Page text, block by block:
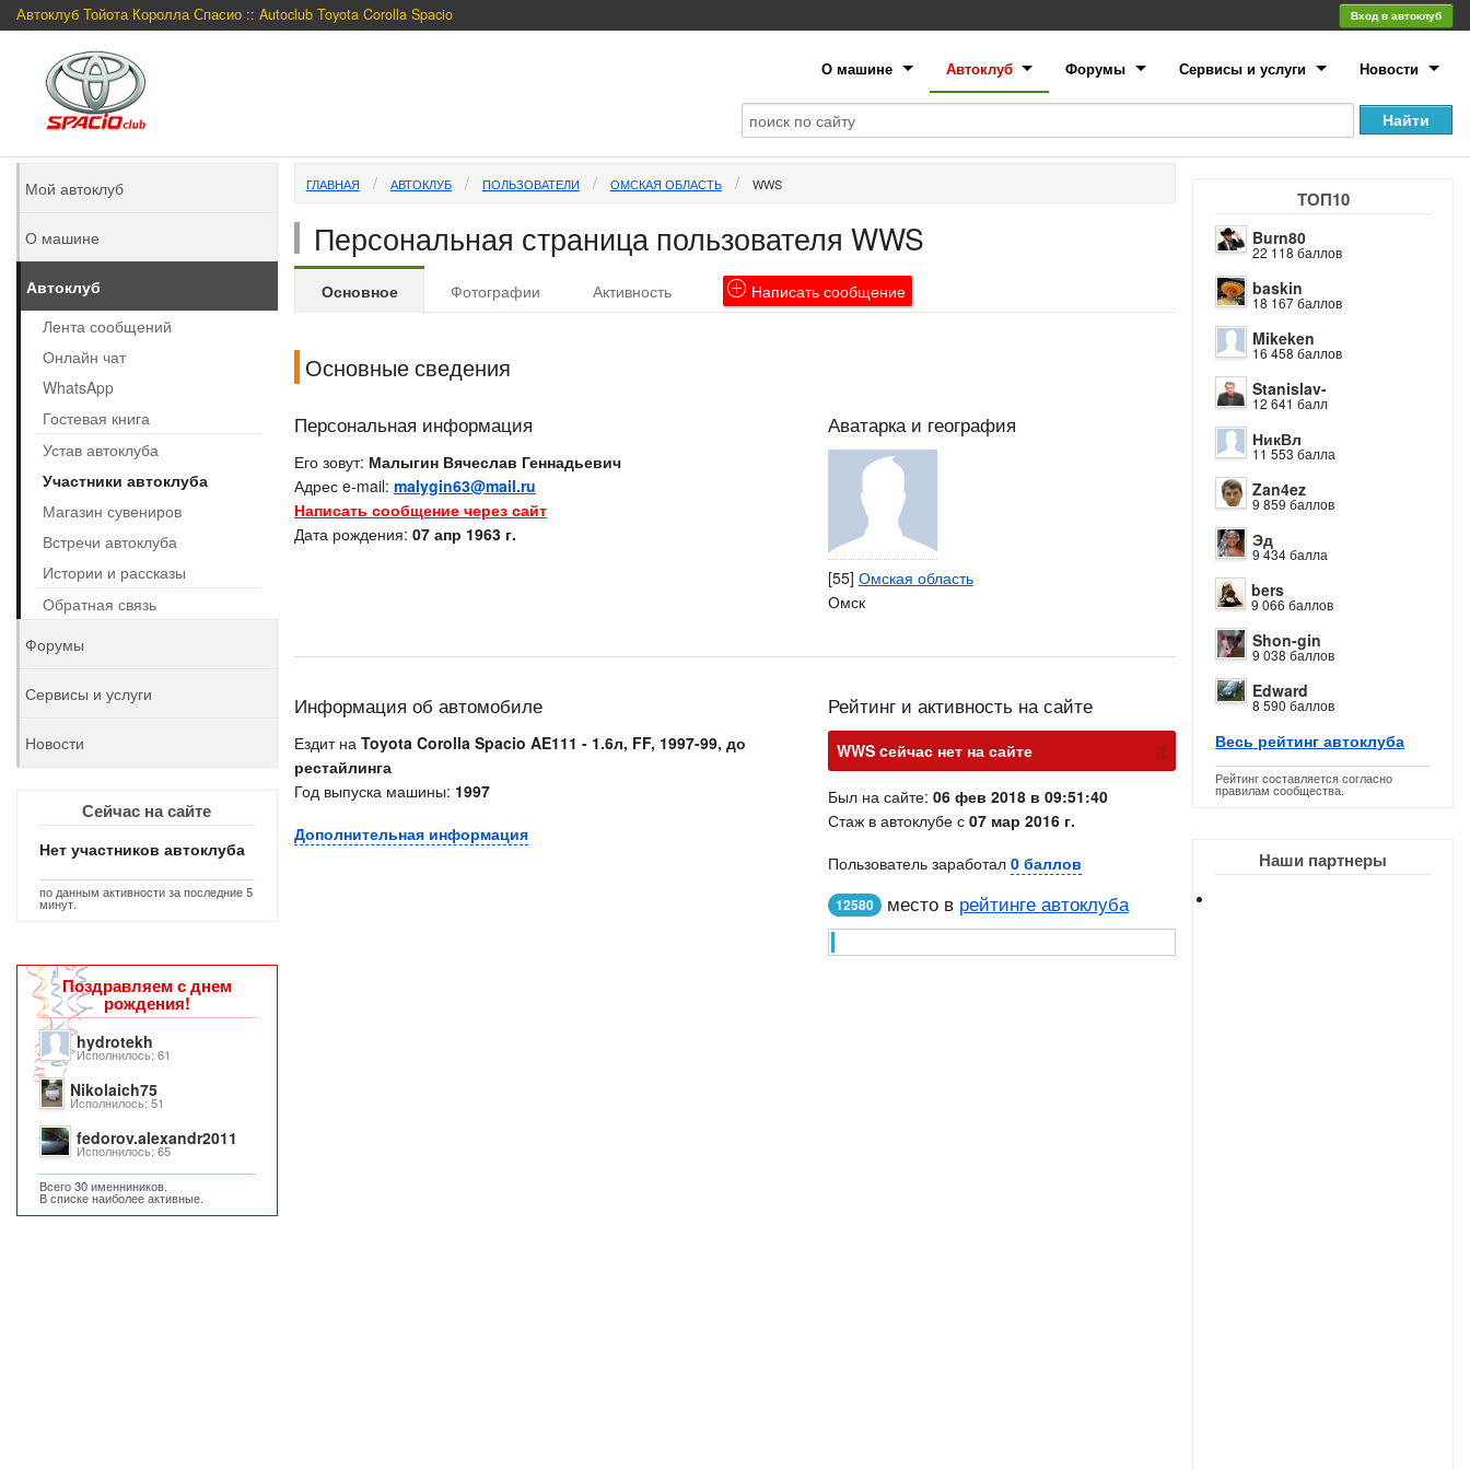
Автоклуб Тойота Королла Спасио :: Autoclub Toyota Corolla Spacio Вход в автоклуб
О машине Автоклуб Форумы Сервисы и услуги Новости
ТОП10
Burn80
22 118 баллов
baskin
18 167 баллов
Mikeken
16 458 баллов
Stanislav-
12 641 балл
НикВл
11 553 балла
Zan4ez
9 859 баллов
Эд
9 434 балла
bers
9 066 баллов
Shon-gin
9 038 баллов
Edward
8 590 баллов
Весь рейтинг автоклуба
Рейтинг составляется согласно
правилам сообщества.
Наши партнеры
ГЛАВНАЯ АВТОКЛУБ ПОЛЬЗОВАТЕЛИ ОМСКАЯ ОБЛАСТЬ WWS
Персональная страница пользователя WWS
Основное Фотографии Активность Написатьсообщение
Основные сведения
Персональная информация
Его зовут: Малыгин Вячеслав Геннадьевич
Адрес e-mail: malygin63@mail.ru
Написать сообщение через сайт
Дата рождения: 07 апр 1963 г.
Аватарка и география
[55] Омская область
Омск
Информация об автомобиле
Ездит на Toyota Corolla Spacio AE111 - 1.6л, FF, 1997-99, до
рестайлинга
Год выпуска машины: 1997
Дополнительная информация
Рейтинг и активность на сайте
WWS cейчас нет на сайте х
Был на сайте: 06 фев 2018 в 09:51:40
Стаж в автоклубе с 07 мар 2016 г.
Пользователь заработал 0 баллов
12580 место в рейтинге автоклуба
Мой автоклуб
О машине
Автоклуб
Лента сообщений
Онлайн чат
WhatsApp
Гостевая книга
Устав автоклуба
Участники автоклуба
Магазин сувениров
Встречи автоклуба
Истории и рассказы
Обратная связь
Форумы
Сервисы и услуги
Новости
Сейчас на сайте
Нет участников автоклуба
по данным активности за последние 5
минут.
Поздравляем с днем
рождения!
hydrotekh
Исполнилось: 61
Nikolaich75
Исполнилось: 51
fedorov.alexandr2011
Исполнилось: 65
Всего 30 именниников.
В списке наиболее активные.